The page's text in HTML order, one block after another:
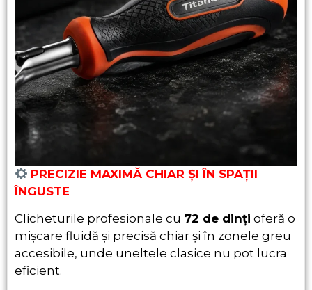
PRECIZIE MAXIMĂ CHIAR ȘI ÎN SPAȚII
ÎNGUSTE
Clicheturile profesionale cu 72 de dinți oferă o
mișcare fluidă și precisă chiar și în zonele greu
accesibile, unde uneltele clasice nu pot lucra
eficient.